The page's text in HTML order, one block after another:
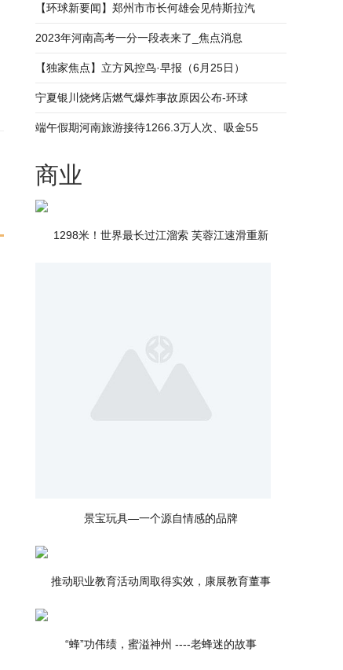
【环球新要闻】郑州市市长何雄会见特斯拉汽
2023年河南高考一分一段表来了_焦点消息
【独家焦点】立方风控鸟·早报（6月25日）
宁夏银川烧烤店燃气爆炸事故原因公布-环球
端午假期河南旅游接待1266.3万人次、吸金55
商业
1298米！世界最长过江溜索 芙蓉江速滑重新
景宝玩具—一个源自情感的品牌
推动职业教育活动周取得实效，康展教育董事
“蜂”功伟绩，蜜溢神州 ----老蜂迷的故事